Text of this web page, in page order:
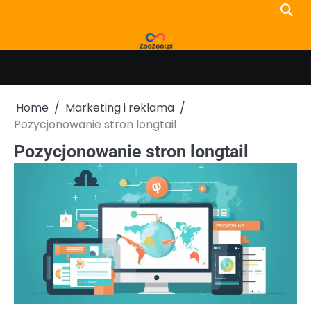
Home
Marketing i reklama
Pozycjonowanie stron longtail
Pozycjonowanie stron longtail